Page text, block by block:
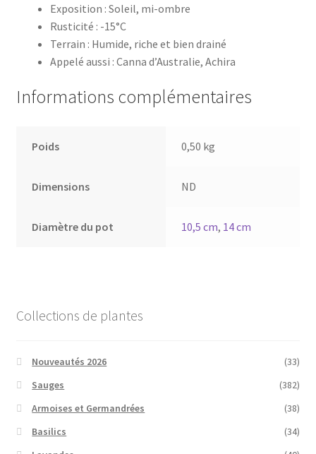
Exposition : Soleil, mi-ombre
Rusticité : -15°C
Terrain : Humide, riche et bien drainé
Appelé aussi : Canna d’Australie, Achira
Informations complémentaires
Poids 0,50 kg
Dimensions ND
Diamètre du pot 10,5 cm, 14 cm
Collections de plantes
Nouveautés 2026
(33)
Sauges
(382)
Armoises et Germandrées
(38)
Basilics
(34)